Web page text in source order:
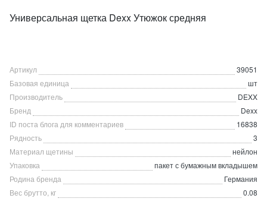
Универсальная щетка Dexx Утюжок средняя
Артикул
39051
Базовая единица
шт
Производитель
DEXX
Бренд
Dexx
ID поста блога для комментариев
16838
Рядность
3
Материал щетины
нейлон
Упаковка
пакет с бумажным вкладышем
Родина бренда
Германия
Вес брутто, кг
0.08